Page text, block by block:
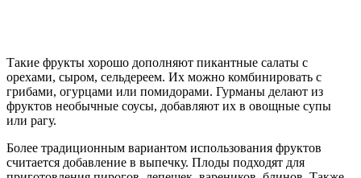
Такие фрукты хорошо дополняют пикантные салаты с
орехами, сыром, сельдереем. Их можно комбинировать с
грибами, огурцами или помидорами. Гурманы делают из
фруктов необычные соусы, добавляют их в овощные супы
или рагу.
Более традиционным вариантом использования фруктов
считается добавление в выпечку. Плоды подходят для